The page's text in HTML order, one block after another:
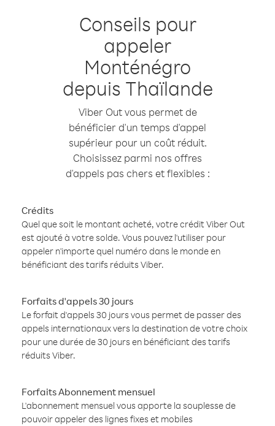
Conseils pour
appeler
Monténégro
depuis Thaïlande
Viber Out vous permet de
bénéficier d'un temps d'appel
supérieur pour un coût réduit.
Choisissez parmi nos offres
d'appels pas chers et flexibles :
Crédits
Quel que soit le montant acheté, votre crédit Viber Out
est ajouté à votre solde. Vous pouvez l'utiliser pour
appeler n'importe quel numéro dans le monde en
bénéficiant des tarifs réduits Viber.
Forfaits d'appels 30 jours
Le forfait d'appels 30 jours vous permet de passer des
appels internationaux vers la destination de votre choix
pour une durée de 30 jours en bénéficiant des tarifs
réduits Viber.
Forfaits Abonnement mensuel
L'abonnement mensuel vous apporte la souplesse de
pouvoir appeler des lignes fixes et mobiles